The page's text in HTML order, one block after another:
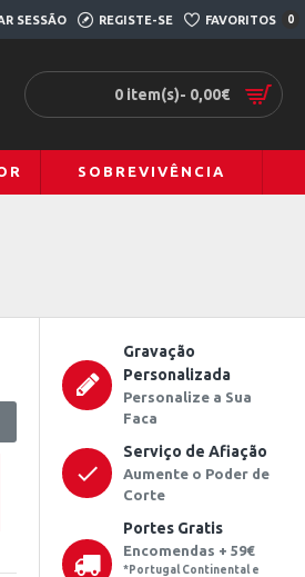
SESSÃO REGISTE-SE FAVORITOS 0
0 item(s)- 0,00€
SOBREVIVÊNCIA
Gravação
Personalizada
Personalize a Sua
Faca
Serviço de Afiação
Aumente o Poder de
Corte
Portes Gratis
Encomendas + 59€
*Portugal Continental e